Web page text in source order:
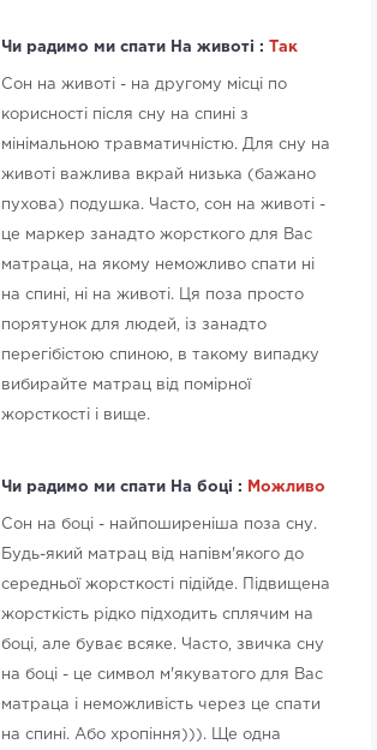
Чи радимо ми спати На животі : Так
Сон на животі - на другому місці по
корисності після сну на спині з
мінімальною травматичністю. Для сну на
животі важлива вкрай низька (бажано
пухова) подушка. Часто, сон на животі -
це маркер занадто жорсткого для Вас
матраца, на якому неможливо спати ні
на спині, ні на животі. Ця поза просто
порятунок для людей, із занадто
перегібістою спиною, в такому випадку
вибирайте матрац від помірної
жорсткості і вище.
Чи радимо ми спати На боці : Можливо
Сон на боці - найпоширеніша поза сну.
Будь-який матрац від напівм'якого до
середньої жорсткості підійде. Підвищена
жорсткість рідко підходить сплячим на
боці, але буває всяке. Часто, звичка сну
на боці - це символ м'якуватого для Вас
матраца і неможливість через це спати
на спині. Або хропіння))). Ще одна